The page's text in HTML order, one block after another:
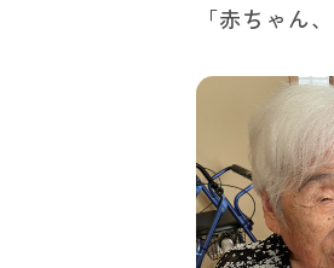
「赤ちゃ